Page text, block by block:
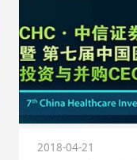
2018-04-21